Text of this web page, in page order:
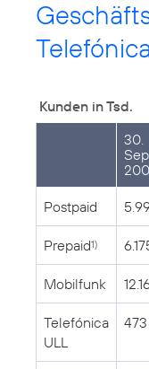
Kunden in Tsd.
30.
Postpaid
Prepaid1)
Mobilfunk
Telefónica
ULL
473